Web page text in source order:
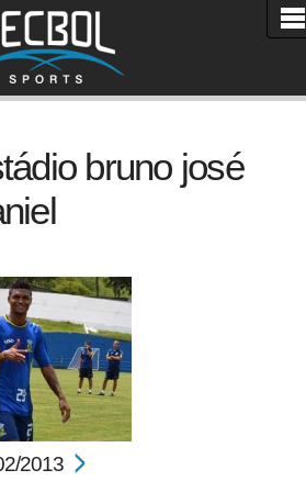
bruno josé
2013